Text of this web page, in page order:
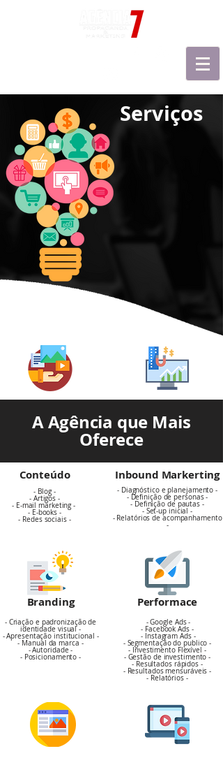
Serviços
A Agência que Mais
Oferece
Conteúdo
- Blog -
- Artigos -
- E-mail marketing -
- E-books -
- Redes sociais -
Branding
- Criação e padronização de
identidade visual -
- Apresentação institucional -
- Manual da marca -
- Autoridade -
- Posicionamento -
Inbound Markerting
- Diagnóstico e planejamento -
- Definição de personas -
- Definição de pautas -
- Set-up inicial -
- Relatórios de acompanhamento
-
Performace
- Google Ads -
- Facebook Ads -
- Instagram Ads -
- Segmentação do publico -
- Investimento Flexível -
- Gestão de investimento -
- Resultados rápidos -
- Resultados mensuráveis -
- Relatórios -